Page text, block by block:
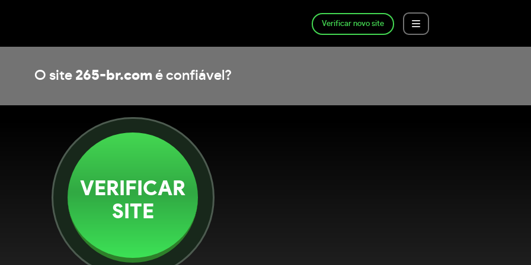
Verificar novo site
O site 265-br.comé confiável?
VERIFICAR
SITE